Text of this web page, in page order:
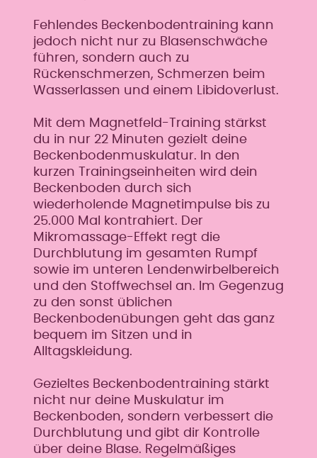
Fehlendes Beckenbodentraining kann
jedoch nicht nur zu Blasenschwäche
führen, sondern auch zu
Rückenschmerzen, Schmerzen beim
Wasserlassen und einem Libidoverlust.
Mit dem Magnetfeld-Training stärkst
du in nur 22 Minuten gezielt deine
Beckenbodenmuskulatur. In den
kurzen Trainingseinheiten wird dein
Beckenboden durch sich
wiederholende Magnetimpulse bis zu
25.000 Mal kontrahiert. Der
Mikromassage-Effekt regt die
Durchblutung im gesamten Rumpf
sowie im unteren Lendenwirbelbereich
und den Stoffwechsel an. Im Gegenzug
zu den sonst üblichen
Beckenbodenübungen geht das ganz
bequem im Sitzen und in
Alltagskleidung.
Gezieltes Beckenbodentraining stärkt
nicht nur deine Muskulatur im
Beckenboden, sondern verbessert die
Durchblutung und gibt dir Kontrolle
über deine Blase. Regelmäßiges